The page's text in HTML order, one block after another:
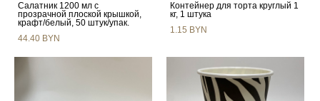
Салатник 1200 мл с
прозрачной плоской крышкой,
крафт/белый, 50 штук/упак.
44.40 BYN
Контейнер для торта круглый 1
кг, 1 штука
1.15 BYN